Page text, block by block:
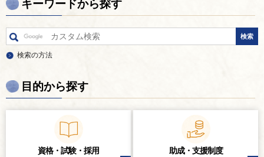
キーワードから探す
検索の方法
目的から探す
資格・試験・ 採用 助成・支援制度